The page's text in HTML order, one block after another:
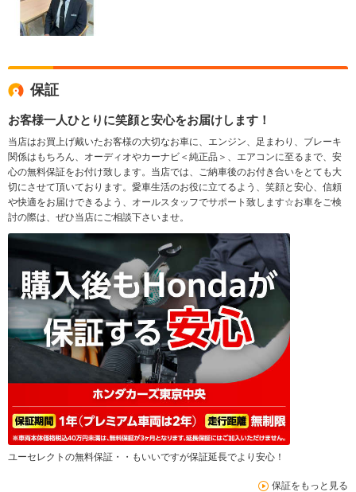
保証
お客様一人ひとりに笑顔と安心をお届けします！
当店はお買上げ戴いたお客様の大切なお車に、エンジン、足まわり、ブレーキ
関係はもちろん、オーディオやカーナビ＜純正品＞、エアコンに至るまで、安
心の無料保証をお付け致します。当店では、ご納車後のお付き合いをとても大
切にさせて頂いております。愛車生活のお役に立てるよう、笑顔と安心、信頼
や快適をお届けできるよう、オールスタッフでサポート致します☆お車をご検
討の際は、ぜひ当店にご相談下さいませ。
ユーセレクトの無料保証・・もいいですが保証延長でより安心！
保証をもっと見る